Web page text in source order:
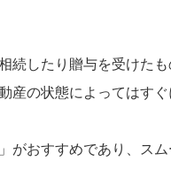
続したり贈与を受けた
産の状態によってはす
がおすすめであり、ス